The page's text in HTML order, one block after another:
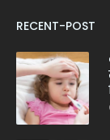
RECENT-POST